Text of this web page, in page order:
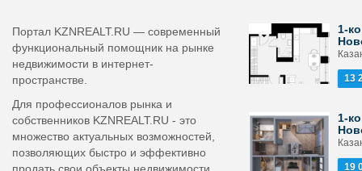
Портал KZNREALT.RU — современный
функциональный помощник на рынке
недвижимости в интернет-
пространстве.
Для профессионалов рынка и
собственников KZNREALT.RU - это
множество актуальных возможностей,
позволяющих быстро и эффективно
1-
13
1-
19